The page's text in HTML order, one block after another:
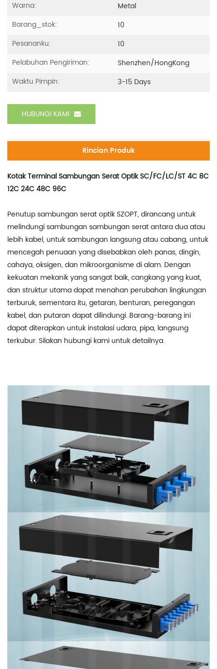
Warna:
Metal
Barang_stok:
10
Pesananku:
10
Pelabuhan Pengiriman:
Shenzhen/HongKong
Waktu Pimpin:
3-15 Days
HUBUNGI KAMI
Rincian Produk
Kotak Terminal Sambungan Serat Optik SC/FC/LC/ST 4C 8C
12C 24C 48C 96C
Penutup sambungan serat optik SZOPT, dirancang untuk
melindungi sambungan sambungan serat antara dua atau
lebih kabel, untuk sambungan langsung atau cabang, untuk
mencegah penuaan yang disebabkan oleh panas, dingin,
cahaya, oksigen, dan mikroorganisme di alam. Dengan
kekuatan mekanik yang sangat baik, cangkang yang kuat,
dan struktur utama dapat menahan perubahan lingkungan
terburuk, sementara itu, getaran, benturan, peregangan
kabel, dan putaran dapat dilindungi. Barang-barang ini
dapat diterapkan untuk instalasi udara, pipa, langsung
terkubur. Silakan hubungi kami untuk detailnya.